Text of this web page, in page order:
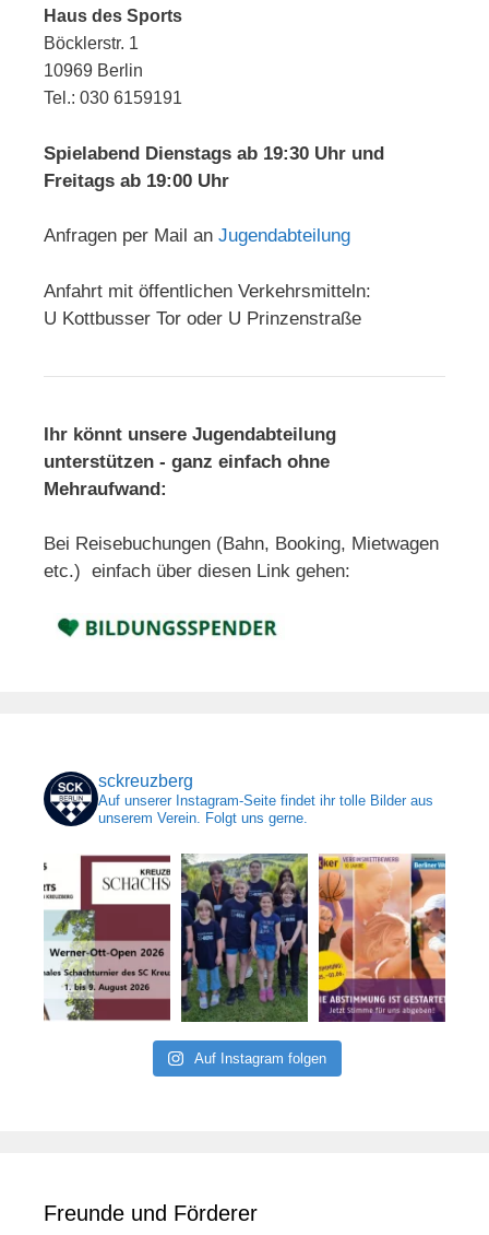
Haus des Sports
Böcklerstr. 1
10969 Berlin
Tel.: 030 6159191
Spielabend Dienstags ab 19:30 Uhr und
Freitags ab 19:00 Uhr
Anfragen per Mail an Jugendabteilung
Anfahrt mit öffentlichen Verkehrsmitteln:
U Kottbusser Tor oder U Prinzenstraße
Ihr könnt unsere Jugendabteilung
unterstützen - ganz einfach ohne
Mehraufwand:
Bei Reisebuchungen (Bahn, Booking, Mietwagen
etc.) einfach über diesen Link gehen:
sckreuzberg
Auf unserer Instagram-Seite findet ihr tolle Bilder aus
unserem Verein. Folgt uns gerne.
Auf Instagram folgen
Freunde und Förderer